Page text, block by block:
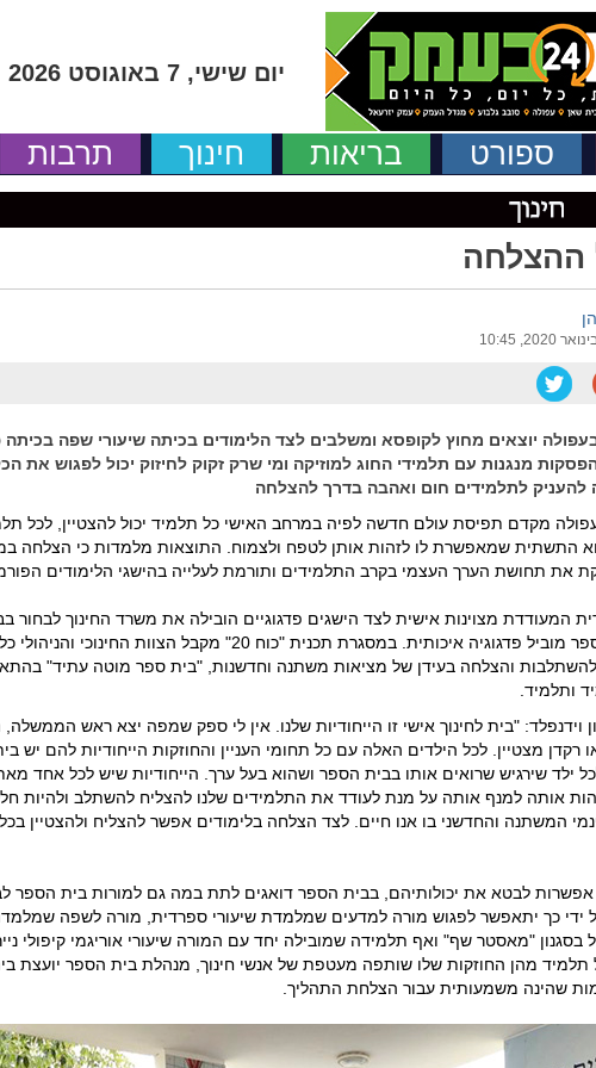
יום שישי, 7 באוגוסט 2026
ספורט בריאות חינוך תרבות
ההצלחה
יוצאים מחוץ לקופסא ומשלבים לצד הלימודים בכיתה שיעורי שפה בכיתה
מנגנות עם תלמידי החוג למוזיקה ומי שרק זקוק לחיזוק יכול לפגוש את
לתלמידים חום ואהבה בדרך להצלחה
מקדם תפיסת עולם חדשה לפיה במרחב האישי כל תלמיד יכול להצטיין, לכל
התשתית שמאפשרת לו לזהות אותן לטפח ולצמוח. התוצאות מלמדות כי הצלחה
את תחושת הערך העצמי בקרב התלמידים ותורמת לעלייה בהישגי הלימודים
המעודדת מצוינות אישית לצד הישגים פדגוגיים הובילה את משרד החינוך לבחור
הספר "תדהר" כבית ספר מוביל פדגוגיה איכותית. במסגרת תכנית "כוח 20" מקבל הצוות החינוכי
והצלחה בעידן של מציאות משתנה וחדשנות, "בית ספר מוטה עתיד"
ותלמיד.
וידנפלד: "בית לחינוך אישי זו הייחודיות שלנו. אין לי ספק שמפה יצא ראש
רקדן מצטיין. לכל הילדים האלה עם כל תחומי העניין והחוזקות הייחודיות להם יש
ילד שירגיש שרואים אותו בבית הספר ושהוא בעל ערך. הייחודיות שיש לכל אחד
אותה למנף אותה על מנת לעודד את התלמידים שלנו להצליח להשתלב ולהיות
המשתנה והחדשני בו אנו חיים. לצד הצלחה בלימודים אפשר להצליח ולהצטיין בכל
אפשרות לבטא את יכולותיהם, בבית הספר דואגים לתת במה גם למורות בית הספר
ידי כך יתאפשר לפגוש מורה למדעים שמלמדת שיעורי ספרדית, מורה לשפה
בסגנון "מאסטר שף" ואף תלמידה שמובילה יחד עם המורה שיעורי אוריגמי קיפולי
תלמיד מהן החוזקות שלו שותפה מעטפת של אנשי חינוך, מנהלת בית הספר יועצת
שהינה משמעותית עבור הצלחת התהליך.